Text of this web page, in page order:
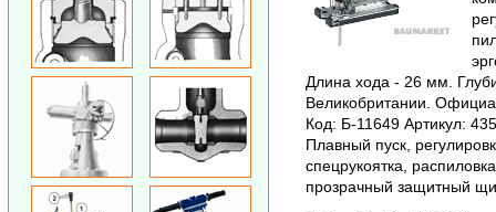
Длина хода - 26 мм.
Великобритании.
Код: Б-11649 Артикул:
Плавный пуск,
спецрукоятка,
прозрачный защитный